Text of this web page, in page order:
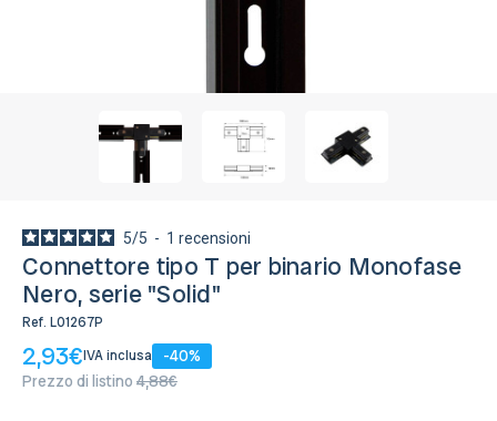
5/5 - 1 recensioni
Connettore tipo T per binario Monofase
Nero, serie "Solid"
Ref. L01267P
2,93€IVA inclusa
-40%
Prezzo di listino 4,88€